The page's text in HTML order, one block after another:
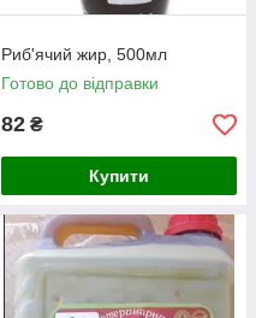
Риб'ячий жир, 500мл
Готово до відправки
82 ₴
Купити